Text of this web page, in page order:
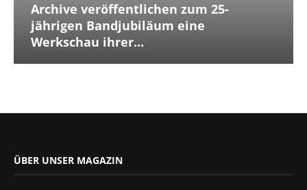
Archive veröffentlichen zum 25-
jährigen Bandjubiläum eine
Werkschau ihrer...
ÜBER UNSER MAGAZIN